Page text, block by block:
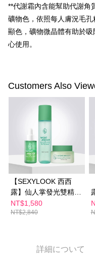
を延長できますが、商品を期
約商品や商品到着日が比較的
わらず、AFTEEで指定され
二、支払い限度額
三、利用規約「AFTEE代金後
ロテクションズ（以下
ます。当サービスご利用の際
の氏名、電話番号、受取人
限らない）は、AFTEEに渡
す。AFTEEの個人情報の収
ームページの『個人情報の
ださい（https://aftee.tw/
AFTEEの初回ご利用の際に
ります。支払い期限を過ぎた
納金が加算されます。未成年
の同意を得ればAFTEEをご利
てAFTEEにご提供いただく
7-11付款取貨
配送毎にNT$100、
宅配
配送毎にNT$100、
配送毎にNT$150、
海外配送
海外配送(澳門)
海外配送(馬來西亞)
海外配送(澳洲)
**代謝霜內含能幫助代謝角
礦物色，依照每人膚況毛
顯色，礦物微晶體有助於
心使用。
Customers Also
【SEXYLOOK 西西
露】仙人掌發光雙精萃
30ml(修修臉雙精華
油)+仙人掌代謝夜光霜
NT$1,580
NT$2,840
詳細について